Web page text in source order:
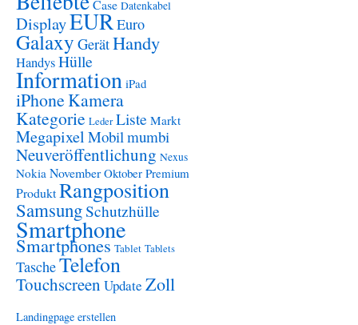
Case Datenkabel
DisplayEUREuro
Galaxy GerätHandy
HandysHülle
Information iPad
iPhoneKamera
Kategorie Leder Liste Markt
Megapixel Mobilmumbi
Neuveröffentlichung Nexus
Nokia November Oktober Premium
ProduktRangposition
SamsungSchutzhülle
Smartphone
Smartphones Tablet Tablets
TascheTelefon
Touchscreen Update Zoll
Landingpage erstellen